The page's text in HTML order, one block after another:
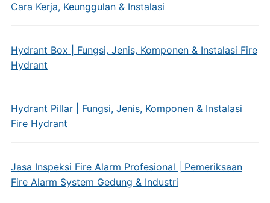
Cara Kerja, Keunggulan & Instalasi
Hydrant Box | Fungsi, Jenis, Komponen & Instalasi Fire
Hydrant
Hydrant Pillar | Fungsi, Jenis, Komponen & Instalasi
Fire Hydrant
Jasa Inspeksi Fire Alarm Profesional | Pemeriksaan
Fire Alarm System Gedung & Industri